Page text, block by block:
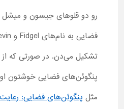
رو دو قلوهای جیسون و میشل
فضایی به نام‌های Fidgel و
تشکیل می‌دن. در صورتی که از
پنگوئن‌های فضایی خوشتون
مثل پنگوئن‌های فضایی: